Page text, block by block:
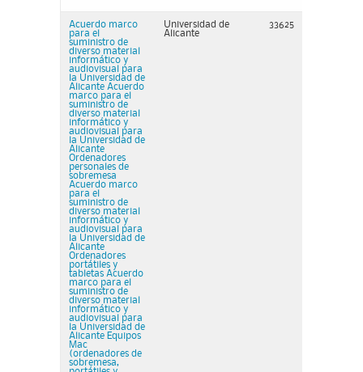
Acuerdo marco
para el
suministro de
diverso material
informático y
audiovisual para
la Universidad de
Alicante Acuerdo
marco para el
suministro de
diverso material
informático y
audiovisual para
la Universidad de
Alicante
Ordenadores
personales de
sobremesa
Acuerdo marco
para el
suministro de
diverso material
informático y
audiovisual para
la Universidad de
Alicante
Ordenadores
portátiles y
tabletas Acuerdo
marco para el
suministro de
diverso material
informático y
audiovisual para
la Universidad de
Alicante Equipos
Mac
(ordenadores de
sobremesa,
Universidad de
Alicante
33625